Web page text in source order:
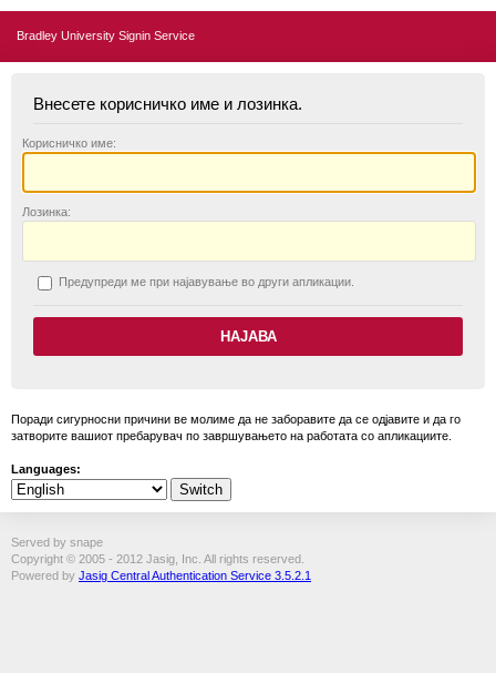
Bradley University Signin Service
Внесете корисничко име и лозинка.
Корисничко име:
Лозинка:
Предупреди ме при најавување во други апликации.
Поради сигурносни причини ве молиме да не заборавите да се одјавите и да го
затворите вашиот пребарувач по завршувањето на работата со апликациите.
Languages:
Served by snape
Copyright © 2005 - 2012 Jasig, Inc. All rights reserved.
Powered by Jasig Central Authentication Service 3.5.2.1